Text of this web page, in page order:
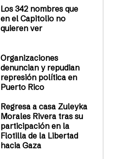
Los 342 nombres que
en el Capitolio no
quieren ver
Organizaciones
denuncian y repudian
represión política en
Puerto Rico
Regresa a casa Zuleyka
Morales Rivera tras su
participación en la
Flotilla de la Libertad
hacia Gaza